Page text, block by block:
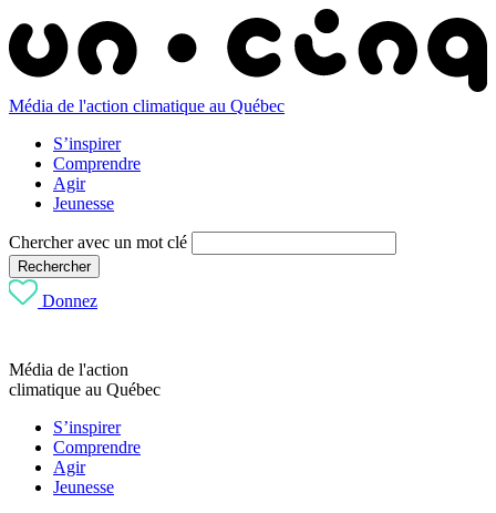
Média de l'action climatique au Québec
S’inspirer
Comprendre
Agir
Jeunesse
Chercher avec un mot clé
Rechercher
Donnez
Média de l'action
climatique au Québec
S’inspirer
Comprendre
Agir
Jeunesse